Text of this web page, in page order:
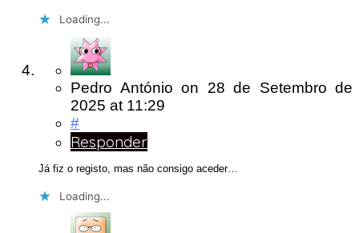
Loading...
Pedro António on 28 de Setembro de
2025 at 11:29
#
Responder
Já fiz o registo, mas não consigo aceder…
Loading...